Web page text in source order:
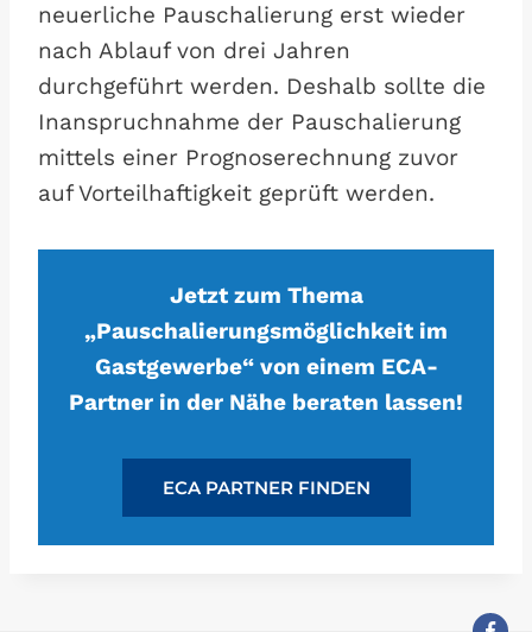
neuerliche Pauschalierung erst wieder
nach Ablauf von drei Jahren
durchgeführt werden. Deshalb sollte die
Inanspruchnahme der Pauschalierung
mittels einer Prognoserechnung zuvor
auf Vorteilhaftigkeit geprüft werden.
Jetzt zum Thema
„Pauschalierungsmöglichkeit im
Gastgewerbe“ von einem ECA-
Partner in der Nähe beraten lassen!
ECA PARTNER FINDEN